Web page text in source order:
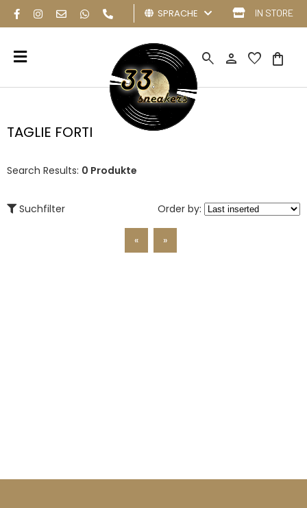
SPRACHE IN STORE
search person favorite shopping_bag
TAGLIE FORTI
Search Results: 0 Produkte
Suchfilter Order by:
« »